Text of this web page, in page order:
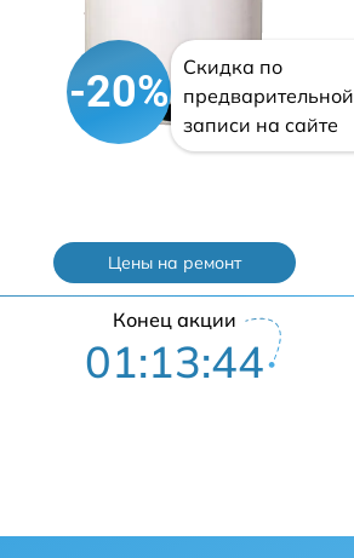
-20%
Скидка по
предварительной
записи на сайте
Цены на ремонт
Конец акции
01:13:43